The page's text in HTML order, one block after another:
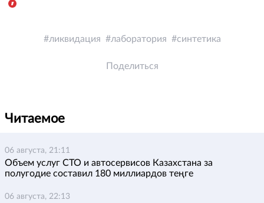
ликвидация лаборатория синтетика
Поделиться
Читаемое
06 августа, 21:11
Объем услуг СТО и автосервисов Казахстана за
полугодие составил 180 миллиардов теңге
06 августа, 22:13